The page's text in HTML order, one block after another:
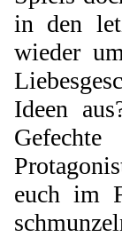
in den
wieder
Ideen
euch im